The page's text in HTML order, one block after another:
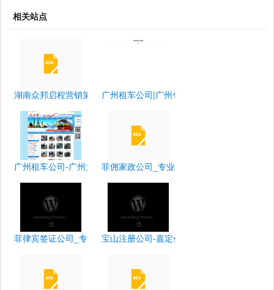
相关站点
湖南众邦启程营销策划有限公司广州租车公司|广州包车|广州大巴出租_广州
广州租车公司-广州大巴出租-广州中巴出租-广州中旅汽车租赁服务
菲佣家政公司_专业的菲佣中介机构_请菲佣
菲律宾签证公司_专业办理菲律宾商务签证落地签/工作签证/旅游签
宝山注册公司-嘉定代理记账-嘉定注册公司-